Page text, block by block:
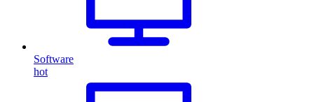
Software
hot